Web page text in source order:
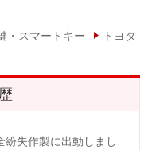
・スマートキー トヨタ
失作製に出動しまし